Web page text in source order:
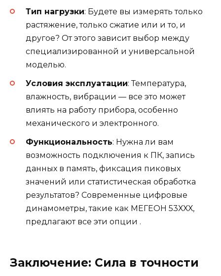
Тип нагрузки: Будете вы измерять только
растяжение, только сжатие или и то, и
другое? От этого зависит выбор между
специализированной и универсальной
моделью.
Условия эксплуатации: Температура,
влажность, вибрации — все это может
влиять на работу прибора, особенно
механического и электронного.
Функциональность: Нужна ли вам
возможность подключения к ПК, запись
данных в память, фиксация пиковых
значений или статистическая обработка
результатов? Современные цифровые
динамометры, такие как МЕГЕОН 53ХХХ,
предлагают все эти опции .
Заключение: Сила в точности